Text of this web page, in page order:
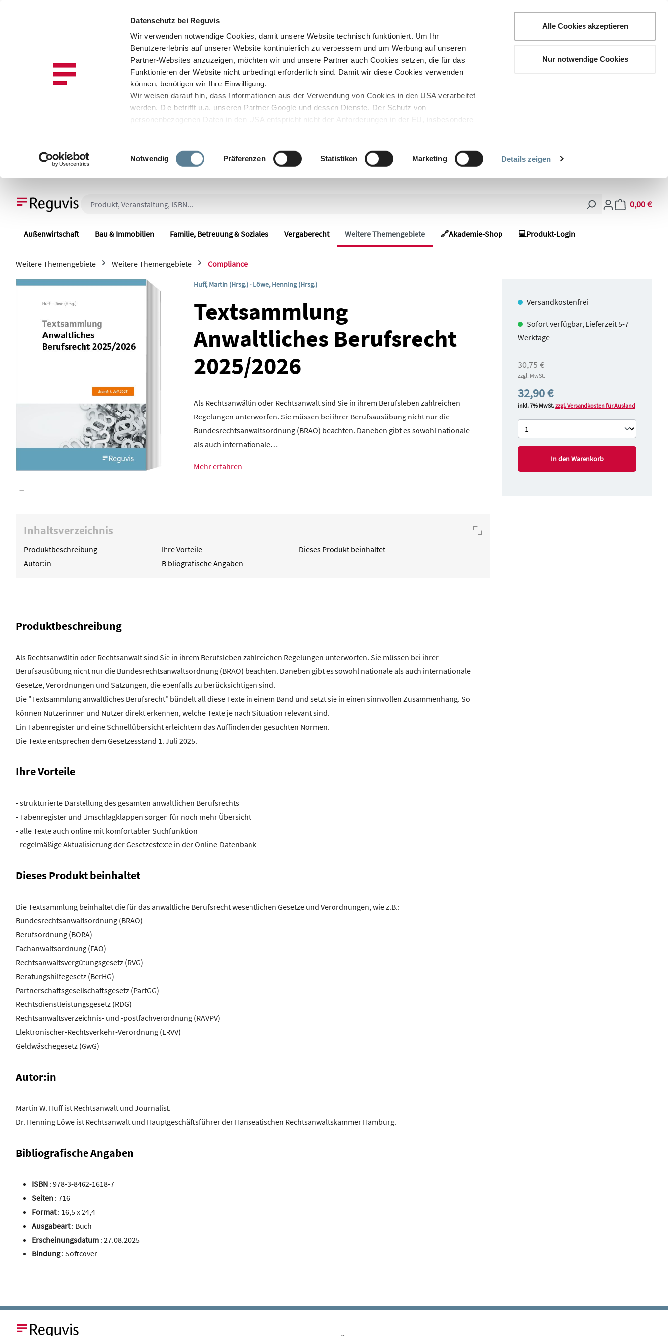
Datenschutz bei Reguvis
Wir verwenden notwendige Cookies, damit unsere Website technisch funktioniert. Um Ihr
Benutzererlebnis auf unserer Website kontinuierlich zu verbessern und um Werbung auf unseren
Partner-Websites anzuzeigen, möchten wir und unsere Partner auch Cookies setzen, die für das
Funktionieren der Website nicht unbedingt erforderlich sind. Damit wir diese Cookies verwenden
können, benötigen wir Ihre Einwilligung.
Wir weisen darauf hin, dass Informationen aus der Verwendung von Cookies in den USA verarbeitet
werden. Die betrifft u.a. unseren Partner Google und dessen Dienste. Der Schutz von
personenbezogenen Daten in den USA entspricht nicht den Anforderungen in der EU, insbesondere
zugreifen können, ohne dass der Datenübermittler oder der Empfänger dies wirksam verhindern kann.
Informationen darüber, welche Daten in den USA verarbeitet werden, den von uns verwendeten
Diensten und weitere Hinweise zu Cookies und zum Datenschutz finden Sie in unserer
selbst bestimmen, und zwar über den Link zu den Cookie-Einstellungen.
Sofern Sie der Verwendung von Cookies und der Verarbeitung in den USA (Art. 49 Abs. 1 S. 1 lit. a
indem Sie unsere Cookie-Einstellungen in der Datenschutzinformation aufrufen und dort im Detail
Einwilligungsauswahl
Notwendig Präferenzen Statistiken Marketing Details zeigen
Alle Cookies akzeptieren
Nur notwendige Cookies
0,00 €
Warenkorb
Außenwirtschaft Bau & Immobilien Familie, Betreuung & Soziales Vergaberecht Weitere Themengebiete 🔗Akademie-Shop 💻Produkt-Login
Weitere Themengebiete Weitere Themengebiete Compliance
Bildergalerie überspringen Huff, Martin (Hrsg.) - Löwe, Henning (Hrsg.)
Textsammlung
Anwaltliches Berufsrecht
2025/2026
Als Rechtsanwältin oder Rechtsanwalt sind Sie in ihrem Berufsleben zahlreichen
Regelungen unterworfen. Sie müssen bei ihrer Berufsausübung nicht nur die
Bundesrechtsanwaltsordnung (BRAO) beachten. Daneben gibt es sowohl nationale
als auch internationale…
Mehr erfahren
Inhaltsverzeichnis
Produktbeschreibung Ihre Vorteile
Dieses Produkt beinhaltet
Autor:in
Bibliografische Angaben
Produktbeschreibung
Als Rechtsanwältin oder Rechtsanwalt sind Sie in ihrem Berufsleben zahlreichen Regelungen unterworfen. Sie müssen bei ihrer
Berufsausübung nicht nur die Bundesrechtsanwaltsordnung (BRAO) beachten. Daneben gibt es sowohl nationale als auch internationale
Gesetze, Verordnungen und Satzungen, die ebenfalls zu berücksichtigen sind.
Die "Textsammlung anwaltliches Berufsrecht" bündelt all diese Texte in einem Band und setzt sie in einen sinnvollen Zusammenhang. So
können Nutzerinnen und Nutzer direkt erkennen, welche Texte je nach Situation relevant sind.
Ein Tabenregister und eine Schnellübersicht erleichtern das Auffinden der gesuchten Normen.
Die Texte entsprechen dem Gesetzesstand 1. Juli 2025.
Ihre Vorteile
- strukturierte Darstellung des gesamten anwaltlichen Berufsrechts
- Tabenregister und Umschlagklappen sorgen für noch mehr Übersicht
- alle Texte auch online mit komfortabler Suchfunktion
- regelmäßige Aktualisierung der Gesetzestexte in der Online-Datenbank
Dieses Produkt beinhaltet
Die Textsammlung beinhaltet die für das anwaltliche Berufsrecht wesentlichen Gesetze und Verordnungen, wie z.B.:
Bundesrechtsanwaltsordnung (BRAO)
Berufsordnung (BORA)
Fachanwaltsordnung (FAO)
Rechtsanwaltsvergütungsgesetz (RVG)
Beratungshilfegesetz (BerHG)
Partnerschaftsgesellschaftsgesetz (PartGG)
Rechtsdienstleistungsgesetz (RDG)
Rechtsanwaltsverzeichnis- und -postfachverordnung (RAVPV)
Elektronischer-Rechtsverkehr-Verordnung (ERVV)
Geldwäschegesetz (GwG)
Autor:in
Martin W. Huff ist Rechtsanwalt und Journalist.
Dr. Henning Löwe ist Rechtsanwalt und Hauptgeschäftsführer der Hanseatischen Rechtsanwaltskammer Hamburg.
Bibliografische Angaben
ISBN : 978-3-8462-1618-7
Seiten : 716
Format: 16,5 x 24,4
Ausgabeart: Buch
Erscheinungsdatum : 27.08.2025
Bindung: Softcover
Versandkostenfrei
Sofort verfügbar, Lieferzeit 5-7
Werktage
30,75 €
zzgl. MwSt.
32,90 €
inkl. 7% MwSt.zzgl. Versandkosten für Ausland
In den Warenkorb